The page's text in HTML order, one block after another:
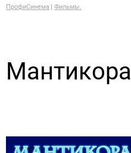
ПрофиСинема Фильмы.
Мантикора